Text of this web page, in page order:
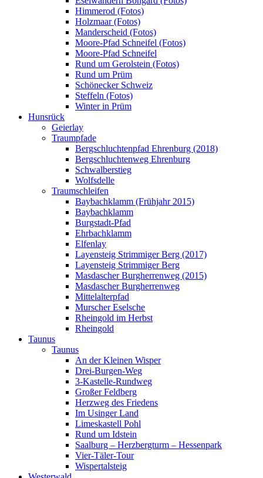
Himmerod (Fotos)
Holzmaar (Fotos)
Manderscheid (Fotos)
Moore-Pfad Schneifel (Fotos)
Moore-Pfad Schneifel
Rund um Gerolstein (Fotos)
Rund um Prüm
Schönecker Schweiz
Steffeln (Fotos)
Winter in Prüm
Hunsrück
Geierlay
Traumpfade
Bergschluchtenpfad Ehrenburg (2018)
Bergschluchtenweg Ehrenburg
Schwalberstieg
Wolfsdelle
Traumschleifen
Baybachklamm (Frühjahr 2015)
Baybachklamm
Burgstadt-Pfad
Ehrbachklamm
Elfenlay
Layensteig Strimmiger Berg (2017)
Layensteig Strimmiger Berg
Masdascher Burgherrenweg (2015)
Masdascher Burgherrenweg
Mittelalterpfad
Murscher Eselsche
Rheingold im Herbst
Rheingold
Taunus
Taunus
An der Kleinen Wisper
Drei-Burgen-Weg
3-Kastelle-Rundweg
Großer Feldberg
Herzweg des Friedens
Im Usinger Land
Limeskastell Pohl
Rund um Idstein
Saalburg – Herzbergturm – Hessenpark
Vier-Täler-Tour
Wispertalsteig